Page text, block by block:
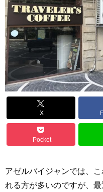
X
Pocket
アゼルバイジャンでは、
れる方が多いのですが、